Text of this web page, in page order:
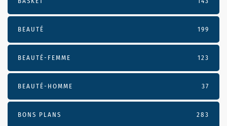
BEAUTÉ 199
BEAUTÉ-FEMME 123
BEAUTÉ-HOMME 37
BONS PLANS 283